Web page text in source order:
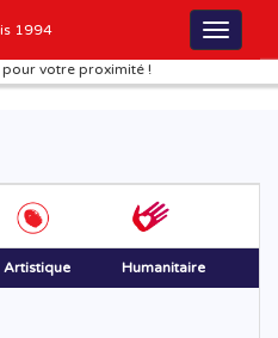
1994
votre proximité !
Artistique Humanitaire